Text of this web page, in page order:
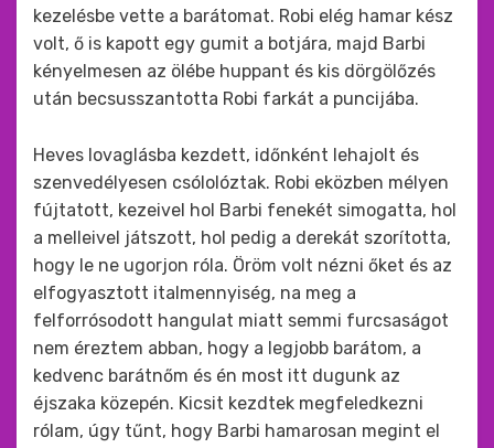
kezelésbe vette a barátomat. Robi elég hamar kész
volt, ő is kapott egy gumit a botjára, majd Barbi
kényelmesen az ölébe huppant és kis dörgölőzés
után becsusszantotta Robi farkát a puncijába.
Heves lovaglásba kezdett, időnként lehajolt és
szenvedélyesen csólolóztak. Robi eközben mélyen
fújtatott, kezeivel hol Barbi fenekét simogatta, hol
a melleivel játszott, hol pedig a derekát szorította,
hogy le ne ugorjon róla. Öröm volt nézni őket és az
elfogyasztott italmennyiség, na meg a
felforrósodott hangulat miatt semmi furcsaságot
nem éreztem abban, hogy a legjobb barátom, a
kedvenc barátnőm és én most itt dugunk az
éjszaka közepén. Kicsit kezdtek megfeledkezni
rólam, úgy tűnt, hogy Barbi hamarosan megint el